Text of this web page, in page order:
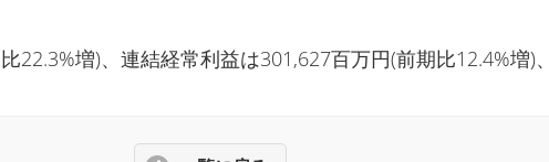
22.3%増)、連結経常利益は301,627百万円(前期比12.4%増